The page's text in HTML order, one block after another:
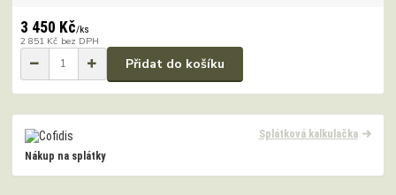
3 450 Kč/ks
2 851 Kč bez DPH
Přidat do košíku
Splátková kalkulačka
Nákup na splátky